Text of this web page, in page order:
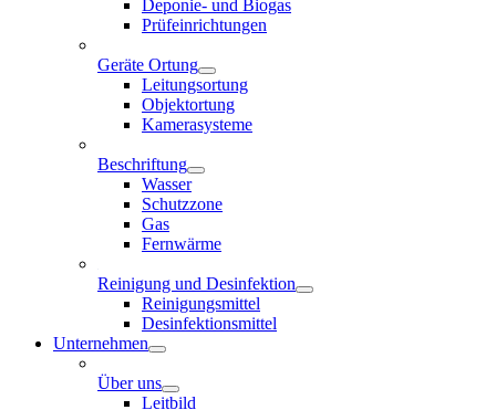
Deponie- und Biogas
Prüfeinrichtungen
Geräte Ortung
Leitungsortung
Objektortung
Kamerasysteme
Beschriftung
Wasser
Schutzzone
Gas
Fernwärme
Reinigung und Desinfektion
Reinigungsmittel
Desinfektionsmittel
Unternehmen
Über uns
Leitbild